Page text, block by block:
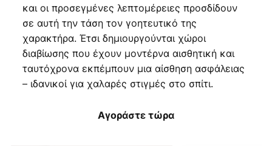
και οι προσεγμένες λεπτομέρειες προσδίδουν
σε αυτή την τάση τον γοητευτικό της
χαρακτήρα. Έτσι δημιουργούνται χώροι
διαβίωσης που έχουν μοντέρνα αισθητική και
ταυτόχρονα εκπέμπουν μια αίσθηση ασφάλειας
– ιδανικοί για χαλαρές στιγμές στο σπίτι.
Αγοράστε τώρα